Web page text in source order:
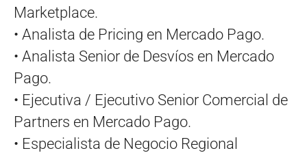
Marketplace.
• Analista de Pricing en Mercado Pago.
• Analista Senior de Desvíos en Mercado
Pago.
• Ejecutiva / Ejecutivo Senior Comercial de
Partners en Mercado Pago.
• Especialista de Negocio Regional